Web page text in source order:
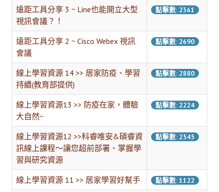
常見問題
資訊服務
校園網路
網路資訊安全
無線網路
無線WiFi位置圖
校園郵件信箱
校園軟體
遠距工具分享 3 ~ Line也能開立大型
視訊會議？！
點擊數: 2361
遠距工具分享 2 ~ Cisco Webex 視訊
會議
點擊數: 2690
線上學習資源 14 >> 居家防疫、學習
持續(教育部提供)
點擊數: 2880
線上學習資源13 >> 防疫在家，體驗
大自然~
點擊數: 2224
線上學習資源12 >>科睿唯安&碩睿資
訊線上課程～讓您超前部署、掌握學
習與研究資源
點擊數: 2545
線上學習資源 11 >> 居家學習好幫手 點擊數: 1122